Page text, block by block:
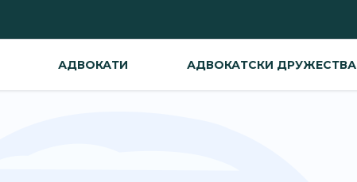
АДВОКАТИ АДВОКАТСКИ ДРУЖЕСТВА